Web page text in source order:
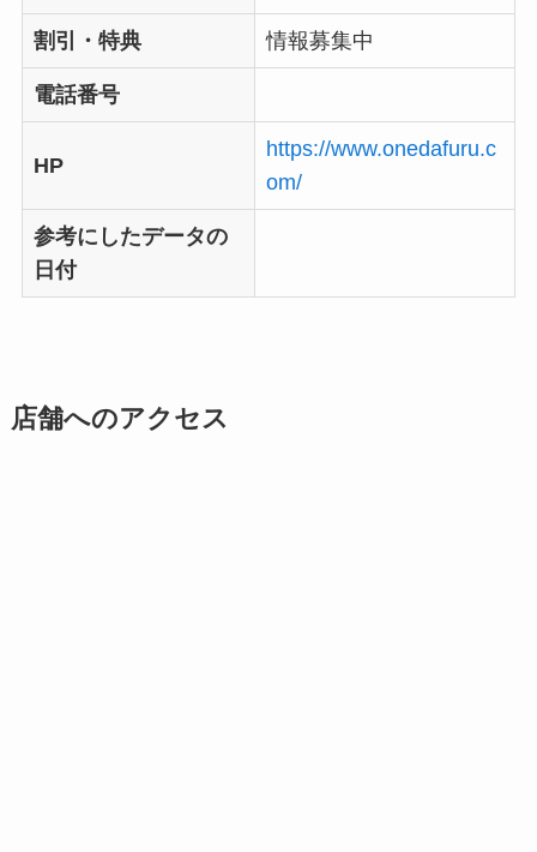
割引・特典 情報募集中
電話番号
HP
https://www.onedafuru.c
om/
参考にしたデータの
日付
店舗へのアクセス